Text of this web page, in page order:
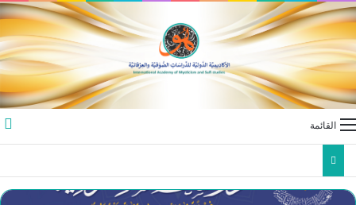
القائمة